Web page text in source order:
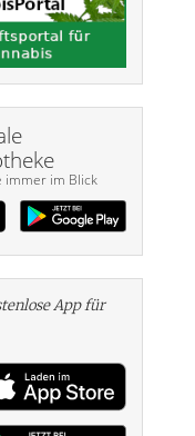
immer im Blick
App für